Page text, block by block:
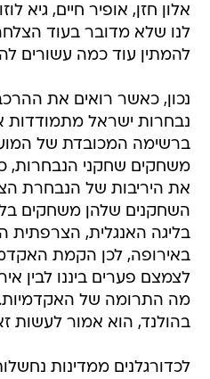
אלון חזן, אופיר חיים, גיא
לנו שלא מדובר בעוד
להמתין עוד כמה עשורים
נכון, כאשר רואים את
נבחרות ישראל מתמודדות
ברשימה המכובדת של
משחקים שחקני הנבחרות,
את היריבות של הנבחרת
השחקנים שלהן משחקים
בליגה האנגלית, הצרפתית
באירופה, לכן הקמת
לצמצם פערים ביננו לבין
מה התרומה של
בהולנד, הוא אמור לעשות
לכדורגלנים ממדינות